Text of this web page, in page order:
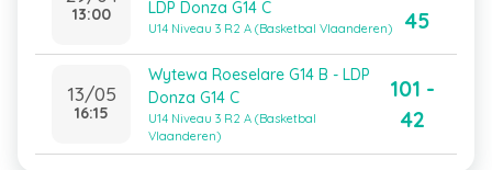
13:00
LDP Donza G14 C
U14 Niveau 3 R2 A (Basketbal Vlaanderen)
45
13/05
16:15
Wytewa Roeselare G14 B - LDP
Donza G14 C
U14 Niveau 3 R2 A (Basketbal
Vlaanderen)
101 -
42